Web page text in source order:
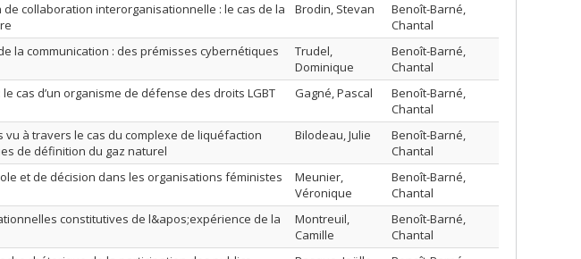
collaboration interorganisationnelle : le cas de la
Brodin, Stevan
Benoît-Barné,
Chantal
la communication : des prémisses cybernétiques
Trudel,
Dominique
Benoît-Barné,
Chantal
cas d’un organisme de défense des droits LGBT Gagné, Pascal
Benoît-Barné,
Chantal
à travers le cas du complexe de liquéfaction
de définition du gaz naturel
Bilodeau, Julie
Benoît-Barné,
Chantal
et de décision dans les organisations féministes
Meunier,
Véronique
Benoît-Barné,
Chantal
constitutives de l&apos;expérience de la
Montreuil,
Camille
Benoît-Barné,
Chantal